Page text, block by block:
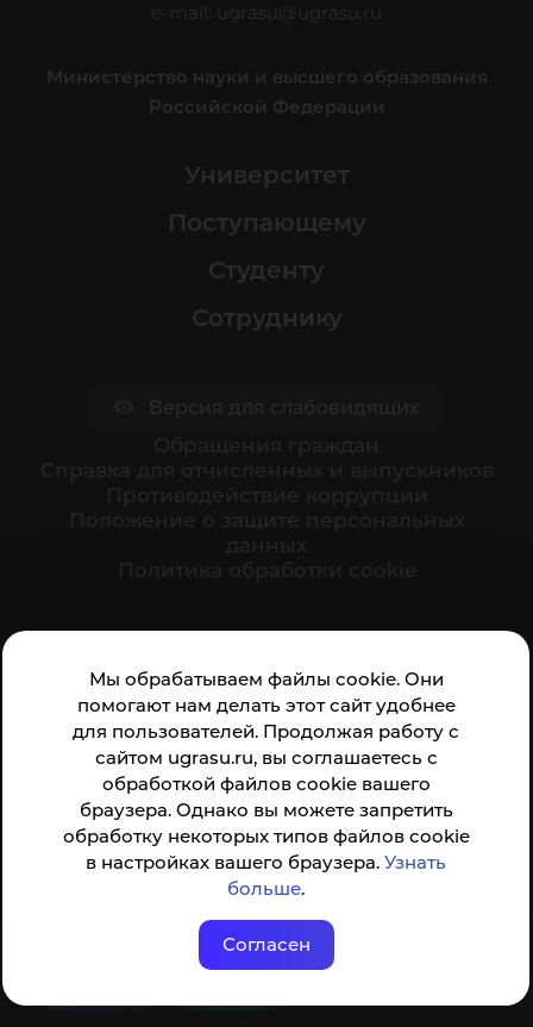
Мы обрабатываем файлы cookie. Они
помогают нам делать этот сайт удобнее
для пользователей. Продолжая работу с
сайтом ugrasu.ru, вы соглашаетесь с
обработкой файлов cookie вашего
браузера. Однако вы можете запретить
обработку некоторых типов файлов cookie
в настройках вашего браузера.Узнать
больше.
Согласен
e-mail:
ugrasu@ugrasu.ru
Министерство науки и высшего образования
Российской Федерации
Университет
Поступающему
Студенту
Сотруднику
организации:
Анкета доступна по QR-коду, а так же по прямой
ссылке
© ФГБОУ ВО ЮГУ 2001–2026